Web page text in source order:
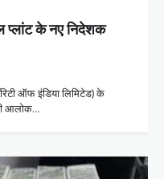
प्लांट के नए निदेशक
ऑफ इंडिया लिमिटेड) के
आलोक…